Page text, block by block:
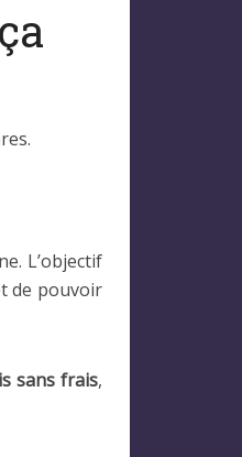
L’objectif
de pouvoir
sans frais,